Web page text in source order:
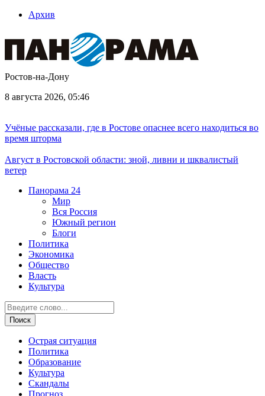
Архив
Ростов-на-Дону
8 августа 2026, 05:46
Учёные рассказали, где в Ростове опаснее всего находиться во
время шторма
Август в Ростовской области: зной, ливни и шквалистый
ветер
Панорама 24
Мир
Вся Россия
Южный регион
Блоги
Политика
Экономика
Общество
Власть
Культура
Острая ситуация
Политика
Образование
Культура
Скандалы
Прогноз